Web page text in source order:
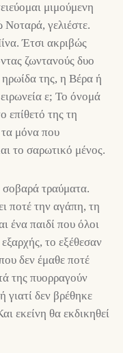
μιμούμενη
γελιέστε.
Έτσι ακριβώς
ζωντανούς δυο
της, η Βέρα ή
ε; Το όνομά
επίθετό της τη
μόνα που
το σαρωτικό μένος.
σοβαρά τραύματα.
ποτέ την αγάπη, τη
ένα παιδί που όλοι
το εξέθεσαν
δεν έμαθε ποτέ
της πυορραγούν
δεν βρέθηκε
εκείνη θα εκδικηθεί